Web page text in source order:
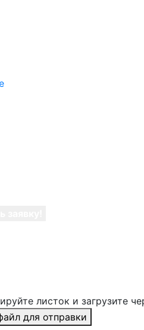
листок и загрузите
для отправки